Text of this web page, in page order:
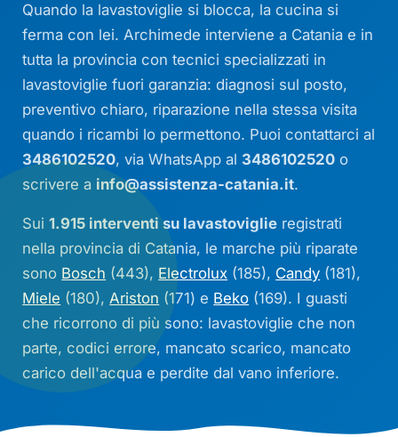
Quando la lavastoviglie si blocca, la cucina si
ferma con lei. Archimede interviene a Catania e in
tutta la provincia con tecnici specializzati in
lavastoviglie fuori garanzia: diagnosi sul posto,
preventivo chiaro, riparazione nella stessa visita
quando i ricambi lo permettono. Puoi contattarci al
3486102520, via WhatsApp al 3486102520 o
scrivere a info@assistenza-catania.it.
Sui1.915 interventi su lavastoviglie registrati
nella provincia di Catania, le marche più riparate
sono Bosch (443), Electrolux (185), Candy (181),
Miele (180),Ariston (171) e Beko (169). I guasti
che ricorrono di più sono: lavastoviglie che non
parte, codici errore, mancato scarico, mancato
carico dell'acqua e perdite dal vano inferiore.